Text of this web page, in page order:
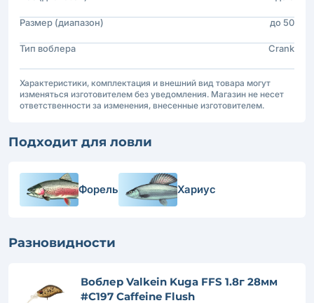
Размер (диапазон) до 50
Тип воблера Crank
Характеристики, комплектация и внешний вид товара могут
изменяться изготовителем без уведомления. Магазин не несет
ответственности за изменения, внесенные изготовителем.
Подходит для ловли
Форель Хариус
Разновидности
Воблер Valkein Kuga FFS 1.8г 28мм
#C197 Caffeine Flush